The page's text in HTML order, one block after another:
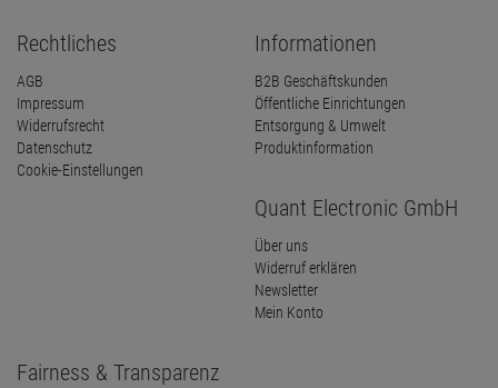
Rechtliches
AGB
Impressum
Widerrufsrecht
Datenschutz
Cookie-Einstellungen
Informationen
B2B Geschäftskunden
Öffentliche Einrichtungen
Entsorgung & Umwelt
Produktinformation
Quant Electronic GmbH
Über uns
Widerruf erklären
Newsletter
Mein Konto
Fairness & Transparenz